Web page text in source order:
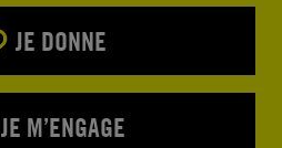
JE DONNE
JE M’ENGAGE